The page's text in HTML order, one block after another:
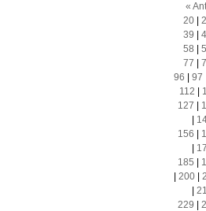
«
20|
39
58
77
96
97
112
127
156
185
200|
229